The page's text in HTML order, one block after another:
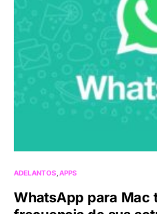
ADELANTOS APPS
WhatsApp para Mac